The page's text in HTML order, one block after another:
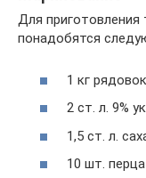
Для приготовления
понадобятся
1 кг
2 ст. л. 9%
1,5 ст. л.
10 шт.